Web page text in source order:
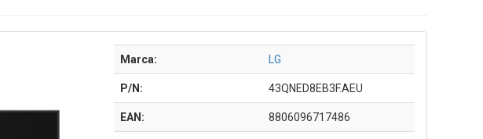
Marca: LG
P/N: 43QNED8EB3F.AEU
EAN: 8806096717486